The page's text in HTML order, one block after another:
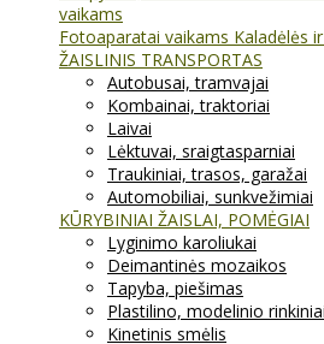
vaikams
Fotoaparatai vaikams Kaladėlės
ŽAISLINIS TRANSPORTAS
Autobusai, tramvajai
Kombainai, traktoriai
Laivai
Lėktuvai, sraigtasparniai
Traukiniai, trasos, garažai
Automobiliai, sunkvežimiai
KŪRYBINIAI ŽAISLAI, POMĖGIAI
Lyginimo karoliukai
Deimantinės mozaikos
Tapyba, piešimas
Plastilino, modelinio rinkiniai
Kinetinis smėlis